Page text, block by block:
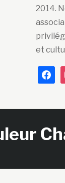
2014.
et